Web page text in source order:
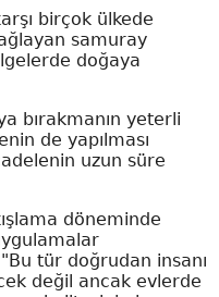
birçok ülkede
samuray
doğaya
bırakmanın yeterli
de yapılması
uzun süre
döneminde
tür doğrudan insanı
değil ancak evlerde